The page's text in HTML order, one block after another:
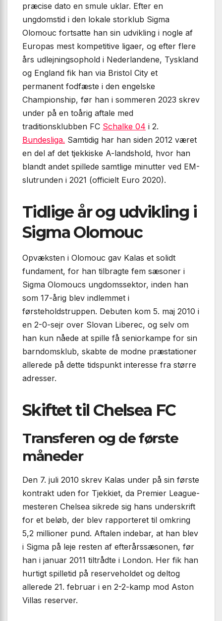
præcise dato en smule uklar. Efter en
ungdomstid i den lokale storklub Sigma
Olomouc fortsatte han sin udvikling i nogle af
Europas mest kompetitive ligaer, og efter flere
års udlejningsophold i Nederlandene, Tyskland
og England fik han via Bristol City et
permanent fodfæste i den engelske
Championship, før han i sommeren 2023 skrev
under på en toårig aftale med
traditionsklubben FC Schalke 04 i 2.
Bundesliga. Samtidig har han siden 2012 været
en del af det tjekkiske A-landshold, hvor han
blandt andet spillede samtlige minutter ved EM-
slutrunden i 2021 (officielt Euro 2020).
Tidlige år og udvikling i
Sigma Olomouc
Opvæksten i Olomouc gav Kalas et solidt
fundament, for han tilbragte fem sæsoner i
Sigma Olomoucs ungdomssektor, inden han
som 17-årig blev indlemmet i
førsteholdstruppen. Debuten kom 5. maj 2010 i
en 2-0-sejr over Slovan Liberec, og selv om
han kun nåede at spille få seniorkampe for sin
barndomsklub, skabte de modne præstationer
allerede på dette tidspunkt interesse fra større
adresser.
Skiftet til Chelsea FC
Transferen og de første
måneder
Den 7. juli 2010 skrev Kalas under på sin første
kontrakt uden for Tjekkiet, da Premier League-
mesteren Chelsea sikrede sig hans underskrift
for et beløb, der blev rapporteret til omkring
5,2 millioner pund. Aftalen indebar, at han blev
i Sigma på leje resten af efterårssæsonen, før
han i januar 2011 tiltrådte i London. Her fik han
hurtigt spilletid på reserveholdet og deltog
allerede 21. februar i en 2-2-kamp mod Aston
Villas reserver.